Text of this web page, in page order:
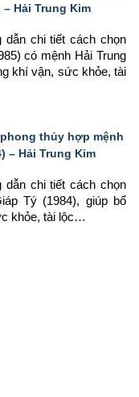
Hải Trung Kim
dẫn chi tiết cách chọn
có mệnh Hải Trung
khí vận, sức khỏe, tài
thủy hợp mệnh
– Hải Trung Kim
dẫn chi tiết cách chọn
Tý (1984), giúp bổ
khỏe, tài lộc…